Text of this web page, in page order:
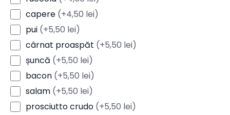
capere (+4,50 lei)
pui (+5,50 lei)
cârnat proaspăt (+5,50 lei)
șuncă (+5,50 lei)
bacon (+5,50 lei)
salam (+5,50 lei)
prosciutto crudo (+5,50 lei)